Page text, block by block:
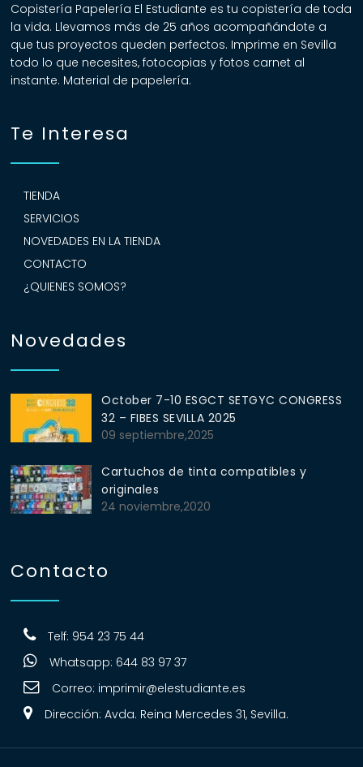
Copistería Papelería El Estudiante es tu copistería de toda
la vida. Llevamos más de 25 años acompañándote a
que tus proyectos queden perfectos. Imprime en Sevilla
todo lo que necesites, fotocopias y fotos carnet al
instante. Material de papelería.
Te Interesa
TIENDA
SERVICIOS
NOVEDADES EN LA TIENDA
CONTACTO
¿QUIENES SOMOS?
Novedades
October 7-10 ESGCT SETGYC CONGRESS
32 – FIBES SEVILLA 2025
09 septiembre,2025
Cartuchos de tinta compatibles y
originales
24 noviembre,2020
Contacto
Telf: 954 23 75 44
Whatsapp: 644 83 97 37
Correo: imprimir@elestudiante.es
Dirección: Avda. Reina Mercedes 31, Sevilla.